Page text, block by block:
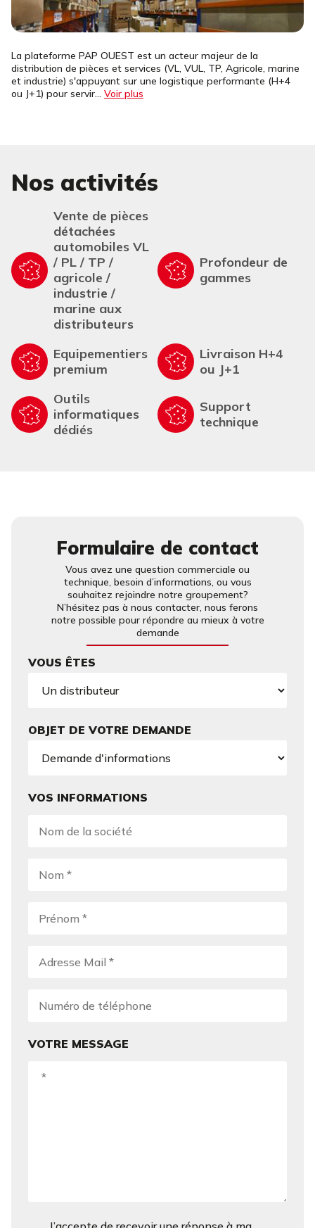
La plateforme PAP OUEST est un acteur majeur de la
distribution de pièces et services (VL, VUL, TP, Agricole, marine
et industrie) s'appuyant sur une logistique performante (H+4
ou J+1) pour servir... Voir plus
Nos activités
Vente de pièces
détachées
automobiles VL
/ PL / TP /
agricole /
industrie /
marine aux
distributeurs
Profondeur de
gammes
Equipementiers
premium
Livraison H+4
ou J+1
Outils
informatiques
dédiés
Support
technique
Formulaire de contact
Vous avez une question commerciale ou
technique, besoin d’informations, ou vous
souhaitez rejoindre notre groupement?
N’hésitez pas à nous contacter, nous ferons
notre possible pour répondre au mieux à votre
demande
VOUS ÊTES
OBJET DE VOTRE DEMANDE
VOS INFORMATIONS
VOTRE MESSAGE